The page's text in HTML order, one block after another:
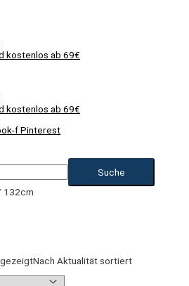
kostenlos ab 69€
kostenlos ab 69€
fPinterest
132cm
Nach Aktualität sortiert